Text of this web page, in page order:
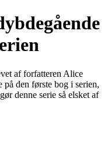
af forfatteren Alice
den første bog i serien,
denne serie så elsket af